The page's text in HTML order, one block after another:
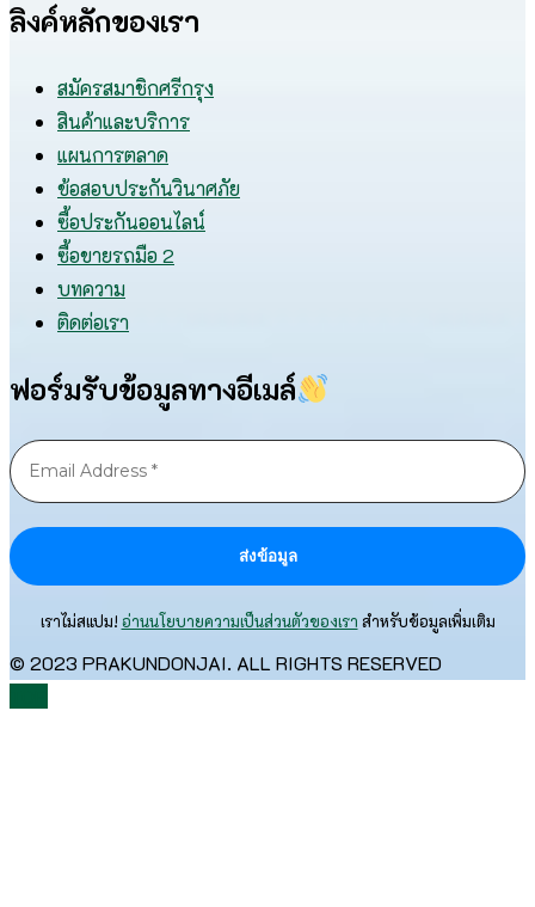
ลิงค์หลักของเรา
สมัครสมาชิกศรีกรุง
สินค้าและบริการ
แผนการตลาด
ข้อสอบประกันวินาศภัย
ซื้อประกันออนไลน์
ซื้อขายรถมือ 2
บทความ
ติดต่อเรา
ฟอร์มรับข้อมูลทางอีเมล์
เราไม่สแปม! อ่านนโยบายความเป็นส่วนตัวของเรา สำหรับข้อมูลเพิ่มเติม
© 2023 PRAKUNDONJAI. ALL RIGHTS RESERVED